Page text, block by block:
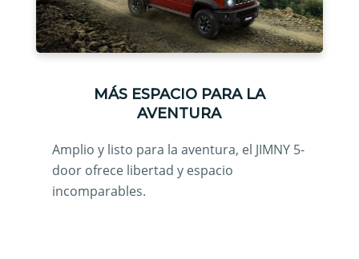
MÁS ESPACIO PARA LA
AVENTURA
Amplio y listo para la aventura, el JIMNY 5-
door ofrece libertad y espacio
incomparables.